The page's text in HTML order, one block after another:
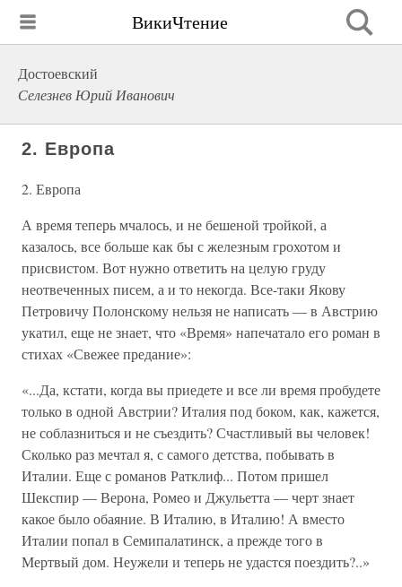
ВикиЧтение
Достоевский
Селезнев Юрий Иванович
2. Европа
2. Европа
А время теперь мчалось, и не бешеной тройкой, а
казалось, все больше как бы с железным грохотом и
присвистом. Вот нужно ответить на целую груду
неотвеченных писем, а и то некогда. Все-таки Якову
Петровичу Полонскому нельзя не написать — в Австрию
укатил, еще не знает, что «Время» напечатало его роман в
стихах «Свежее предание»:
«...Да, кстати, когда вы приедете и все ли время пробудете
только в одной Австрии? Италия под боком, как, кажется,
не соблазниться и не съездить? Счастливый вы человек!
Сколько раз мечтал я, с самого детства, побывать в
Италии. Еще с романов Ратклиф... Потом пришел
Шекспир — Верона, Ромео и Джульетта — черт знает
какое было обаяние. В Италию, в Италию! А вместо
Италии попал в Семипалатинск, а прежде того в
Мертвый дом. Неужели и теперь не удастся поездить?..»